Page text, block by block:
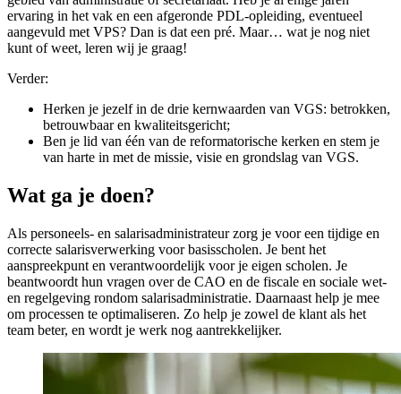
ervaring in het vak en een afgeronde PDL-opleiding, eventueel
aangevuld met VPS? Dan is dat een pré. Maar… wat je nog niet
kunt of weet, leren wij je graag!
Verder:
Herken je jezelf in de drie kernwaarden van VGS: betrokken,
betrouwbaar en kwaliteitsgericht;
Ben je lid van één van de reformatorische kerken en stem je
van harte in met de missie, visie en grondslag van VGS.
Wat ga je doen?
Als personeels- en salarisadministrateur zorg je voor een tijdige en
correcte salarisverwerking voor basisscholen. Je bent het
aanspreekpunt en verantwoordelijk voor je eigen scholen. Je
beantwoordt hun vragen over de CAO en de fiscale en sociale wet-
en regelgeving rondom salarisadministratie. Daarnaast help je mee
om processen te optimaliseren. Zo help je zowel de klant als het
team beter, en wordt je werk nog aantrekkelijker.